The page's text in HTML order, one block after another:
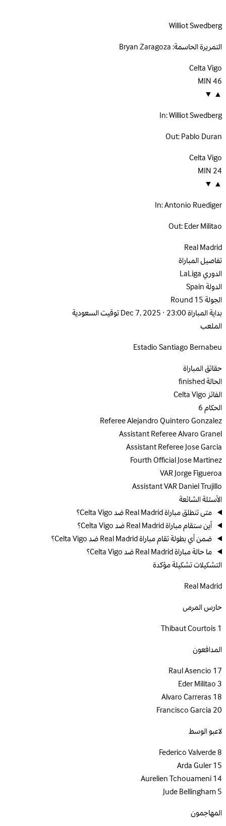
Williot Swedberg
التمريرة الحاسمة:Bryan Zaragoza
Celta Vigo
46
MIN
▲
▼
In:Williot Swedberg
Out:Pablo Duran
Celta Vigo
24
MIN
▲
▼
In:Antonio Ruediger
Out:Eder Militao
Real Madrid
تفاصيل المباراة
الدوريLaLiga
الدولةSpain
الجولةRound 15
بداية المباراةDec 7, 2025 · 23:00 توقيت السعودية
الملعب
Estadio Santiago Bernabeu
حقائق المباراة
الحالةfinished
الفائزCelta Vigo
الحكام6
RefereeAlejandro Quintero Gonzalez
Assistant RefereeAlvaro Granel
Assistant RefereeJose Garcia
Fourth OfficialJose Martinez
VARJorge Figueroa
Assistant VARDaniel Trujillo
الأسئلة الشائعة
متى تنطلق مباراة Real Madrid ضد Celta Vigo؟
أين ستقام مباراة Real Madrid ضد Celta Vigo؟
ضمن أي بطولة تقام مباراة Real Madrid ضد Celta Vigo؟
ما حالة مباراة Real Madrid ضد Celta Vigo؟
التشكيلاتتشكيلة مؤكدة
Real Madrid
حارس المرمى
1
Thibaut Courtois
المدافعون
17
Raul Asencio
3
Eder Militao
18
Alvaro Carreras
20
Francisco Garcia
لاعبو الوسط
8
Federico Valverde
15
Arda Guler
14
Aurelien Tchouameni
5
Jude Bellingham
المهاجمون